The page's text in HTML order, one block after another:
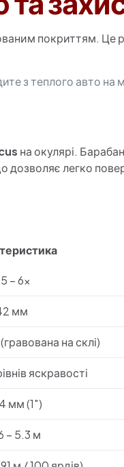
покриттям. Це
з теплого авто на
на окулярі.
дозволяє легко
– 6x
мм
на склі)
яскравості
мм (1″)
– 5.3 м